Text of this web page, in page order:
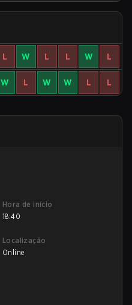
L W L L W L
W L W W L L
Hora de início
18:40
Localização
Online